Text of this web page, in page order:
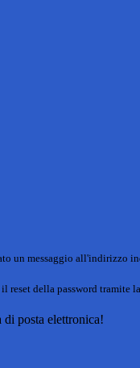
un messaggio all'indirizzo
reset della password tramite la
posta elettronica!